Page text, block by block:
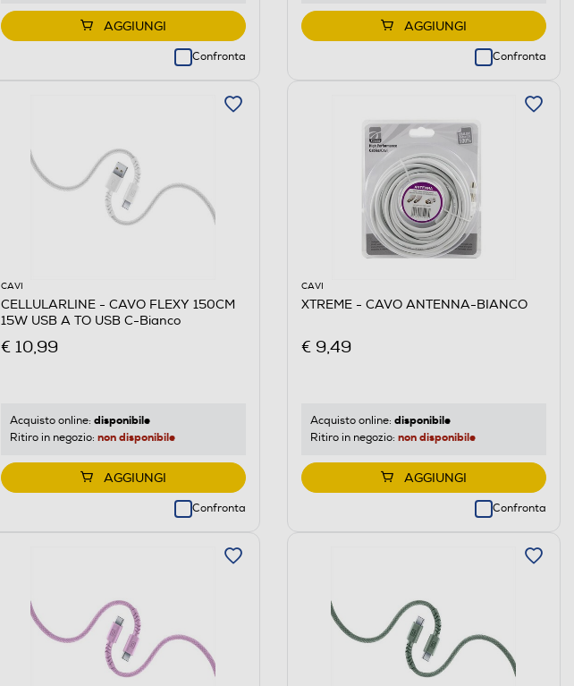
AGGIUNGI
Confronta
AGGIUNGI
Confronta
CAVI
CELLULARLINE - CAVO FLEXY 150CM
15W USB A TO USB C-Bianco
€ 10,99
Acquisto online: disponibile
Ritiro in negozio: non disponibile
AGGIUNGI
Confronta
CAVI
XTREME - CAVO ANTENNA-BIANCO
€ 9,49
Acquisto online: disponibile
Ritiro in negozio: non disponibile
AGGIUNGI
Confronta